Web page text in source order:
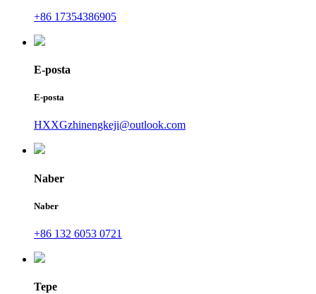
+86 17354386905
E-posta
E-posta
HXXGzhinengkeji@outlook.com
Naber
Naber
+86 132 6053 0721
Tepe